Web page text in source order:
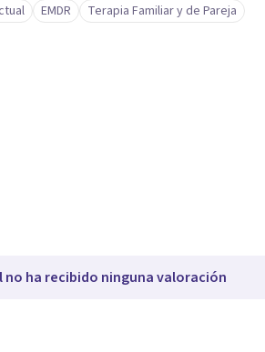
EMDR Terapia Familiar y de Pareja
no ha recibido ninguna valoración